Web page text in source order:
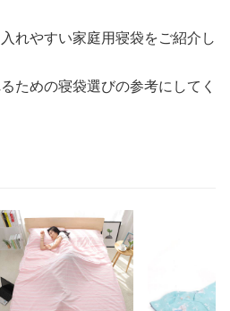
れやすい家庭用寝袋をご紹介し
ための寝袋選びの参考にしてく